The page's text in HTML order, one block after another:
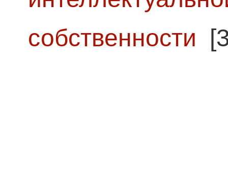
собственности